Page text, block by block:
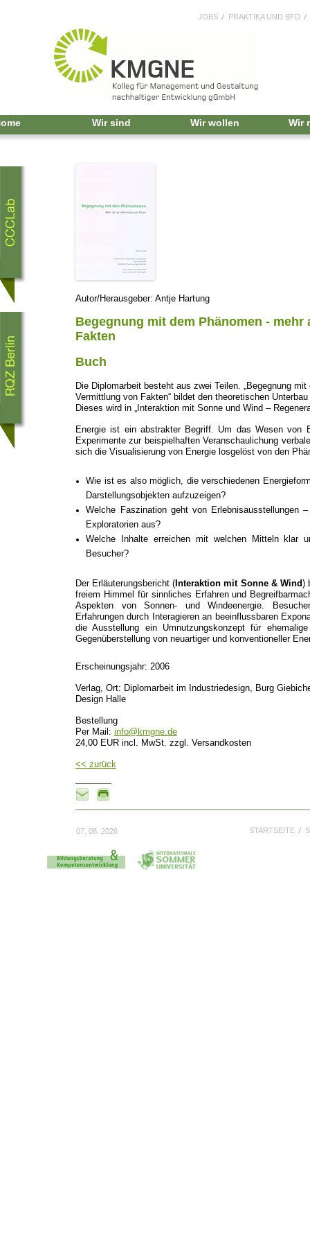
JOBS PRAKTIKA UND BFD
Wir sind Wir wollen Wir
Autor/Herausgeber: Antje Hartung
Begegnung mit dem Phänomen -
Fakten
Buch
Die Diplomarbeit besteht aus zwei Teilen. „Begegnung
Vermittlung von Fakten“ bildet den theoretischen
Dieses wird in „Interaktion mit Sonne und Wind –
Energie ist ein abstrakter Begriff. Um das Wesen von
Experimente zur beispielhaften Veranschaulichung
sich die Visualisierung von Energie losgelöst von den
Wie ist es also möglich, die verschiedenen
Darstellungsobjekten aufzuzeigen?
Welche Faszination geht von Erlebnisausstellungen
Exploratorien aus?
Welche Inhalte erreichen mit welchen Mitteln klar
Besucher?
Der Erläuterungsbericht ( Interaktion mit Sonne & Wind )
freiem Himmel für sinnliches Erfahren und
Aspekten von Sonnen- und Windeenergie.
Erfahrungen durch Interagieren an beeinflussbaren
die Ausstellung ein Umnutzungskonzept für
Gegenüberstellung von neuartiger und konventioneller
Erscheinungsjahr: 2006
Verlag, Ort: Diplomarbeit im Industriedesign, Burg
Design Halle
Bestellung
Per Mail: info@kmgne.de
24,00 EUR incl. MwSt. zzgl. Versandkosten
<< zurück
07. 08. 2026 STARTSEITE